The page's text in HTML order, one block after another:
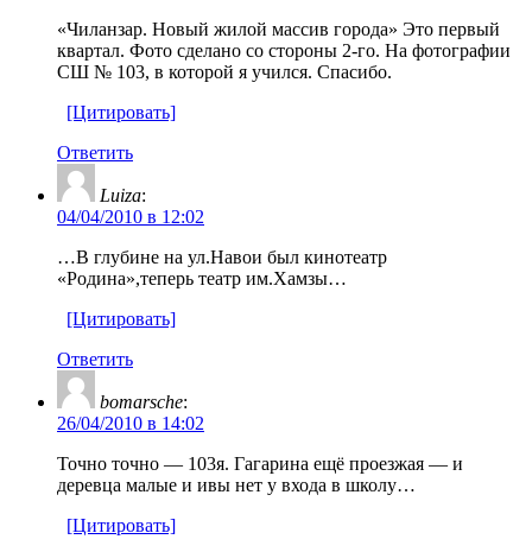
«Чиланзар. Новый жилой массив города» Это первый
квартал. Фото сделано со стороны 2-го. На фотографии
СШ № 103, в которой я учился. Спасибо.
[Цитировать]
Ответить
Luiza:
04/04/2010 в 12:02
…В глубине на ул.Навои был кинотеатр
«Родина»,теперь театр им.Хамзы…
[Цитировать]
Ответить
bomarsche:
26/04/2010 в 14:02
Точно точно — 103я. Гагарина ещё проезжая — и
деревца малые и ивы нет у входа в школу…
[Цитировать]